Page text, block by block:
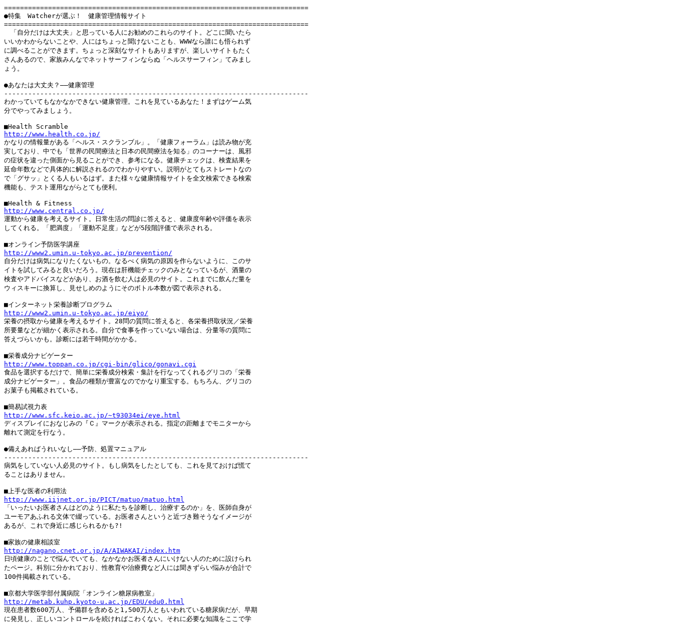
============================================================================
●特集　Watcherが選ぶ！　健康管理情報サイト
============================================================================
「自分だけは大丈夫」と思っている人にお勧めのこれらのサイト。どこに聞いたら
いいかわからないことや、人にはちょっと聞けないことも、WWWなら誰にも悟られず
に調べることができます。ちょっと深刻なサイトもありますが、楽しいサイトもたく
さんあるので、家族みんなでネットサーフィンならぬ「ヘルスサーフィン」てみまし
ょう。
●あなたは大丈夫？――健康管理
----------------------------------------------------------------------------
わかっていてもなかなかできない健康管理。これを見ているあなた！まずはゲーム気
分でやってみましょう。
http://www.health.co.jp/
かなりの情報量がある「ヘルス・スクランブル」。「健康フォーラム」は読み物が充
実しており、中でも「世界の民間療法と日本の民間療法を知る」のコーナーは、風邪
の症状を違った側面から見ることができ、参考になる。健康チェックは、検査結果を
延命年数などで具体的に解説されるのでわかりやすい。説明がとてもストレートなの
で「グサッ」とくる人もいるはず。また様々な健康情報サイトを全文検索できる検索
機能も、テスト運用ながらとても便利。
http://www.central.co.jp/
運動から健康を考えるサイト。日常生活の問診に答えると、健康度年齢や評価を表示
してくれる。「肥満度」「運動不足度」などが5段階評価で表示される。
http://www2.umin.u-tokyo.ac.jp/prevention/
自分だけは病気になりたくないもの。なるべく病気の原因を作らないように、このサ
イトを試してみると良いだろう。現在は肝機能チェックのみとなっているが、酒量の
検査やアドバイスなどがあり、お酒を飲む人は必見のサイト。これまでに飲んだ量を
ウィスキーに換算し、見せしめのようにそのボトル本数が図で表示される。
http://www2.umin.u-tokyo.ac.jp/eiyo/
栄養の摂取から健康を考えるサイト。28問の質問に答えると、各栄養摂取状況／栄養
所要量などが細かく表示される。自分で食事を作っていない場合は、分量等の質問に
答えづらいかも。診断には若干時間がかかる。
http://www.toppan.co.jp/cgi-bin/glico/gonavi.cgi
食品を選択するだけで、簡単に栄養成分検索・集計を行なってくれるグリコの「栄養
成分ナビゲーター」。食品の種類が豊富なのでかなり重宝する。もちろん、グリコの
お菓子も掲載されている。
http://www.sfc.keio.ac.jp/~t93034ei/eye.html
ディスプレイにおなじみの『Ｃ』マークが表示される。指定の距離までモニターから
離れて測定を行なう。
●備えあればうれいなし――予防、処置マニュアル
----------------------------------------------------------------------------
病気をしていない人必見のサイト。もし病気をしたとしても、これを見ておけば慌て
ることはありません。
http://www.iijnet.or.jp/PICT/matuo/matuo.html
「いったいお医者さんはどのように私たちを診断し、治療するのか」を、医師自身が
ユーモアあふれる文体で綴っている。お医者さんというと近づき難そうなイメージが
あるが、これで身近に感じられるかも?!
http://nagano.cnet.or.jp/A/AIWAKAI/index.htm
日頃健康のことで悩んでいても、なかなかお医者さんにいけない人のために設けられ
たページ。科別に分かれており、性教育や治療費など人には聞きずらい悩みが合計で
100件掲載されている。
http://metab.kuhp.kyoto-u.ac.jp/EDU/edu0.html
現在患者数600万人、予備群を含めると1,500万人ともいわれている糖尿病だが、早期
に発見し、正しいコントロールを続ければこわくない。それに必要な知識をここで学